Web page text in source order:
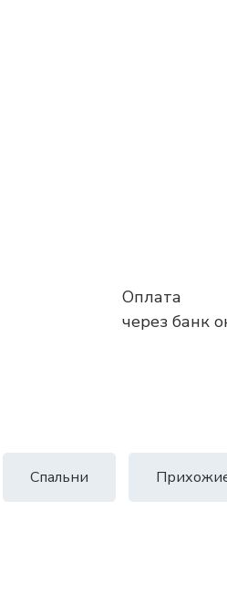
Оплата
через банк
Спальни